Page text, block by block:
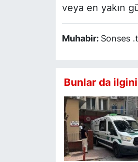
veya en yakın
Muhabir: Sonses
Bunlar da